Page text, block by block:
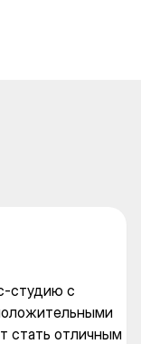
студию с
стать отличным